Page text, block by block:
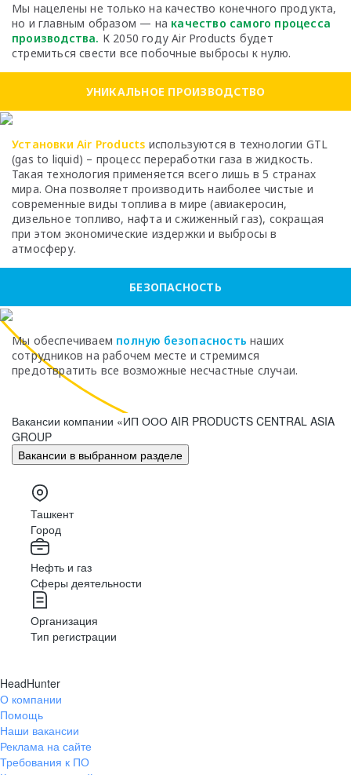
Мы нацелены не только на качество конечного продукта,
но и главным образом — на качество самого процесса
производства. К 2050 году Air Products будет
стремитьсясвести все побочные выбросы к нулю.
УНИКАЛЬНОЕ ПРОИЗВОДСТВО
Установки Air Products используются в технологии GTL
(gas to liquid) – процесс переработки газа в жидкость.
Такая технология применяется всего лишь в 5 странах
мира. Она позволяет производить наиболее чистые и
современные виды топлива в мире (авиакеросин,
дизельное топливо, нафта и сжиженный газ), сокращая
при этом экономические издержки и выбросы в
атмосферу.
БЕЗОПАСНОСТЬ
Мы обеспечиваем полную безопасность наших
сотрудников на рабочем месте и стремимся
предотвратить все возможные несчастные случаи.
Вакансии компании «ИП ООО AIR PRODUCTS CENTRAL ASIA
GROUP
Вакансии в выбранном разделе
Ташкент
Город
Нефть и газ
Сферы деятельности
Организация
Тип регистрации
HeadHunter
О компании
Помощь
Наши вакансии
Реклама на сайте
Требования к ПО